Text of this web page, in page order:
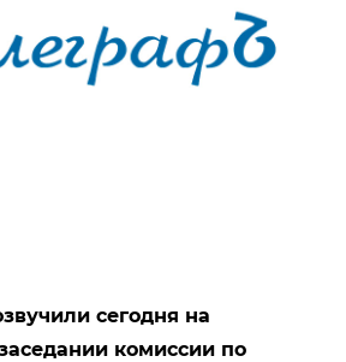
сегодня на
комиссии по